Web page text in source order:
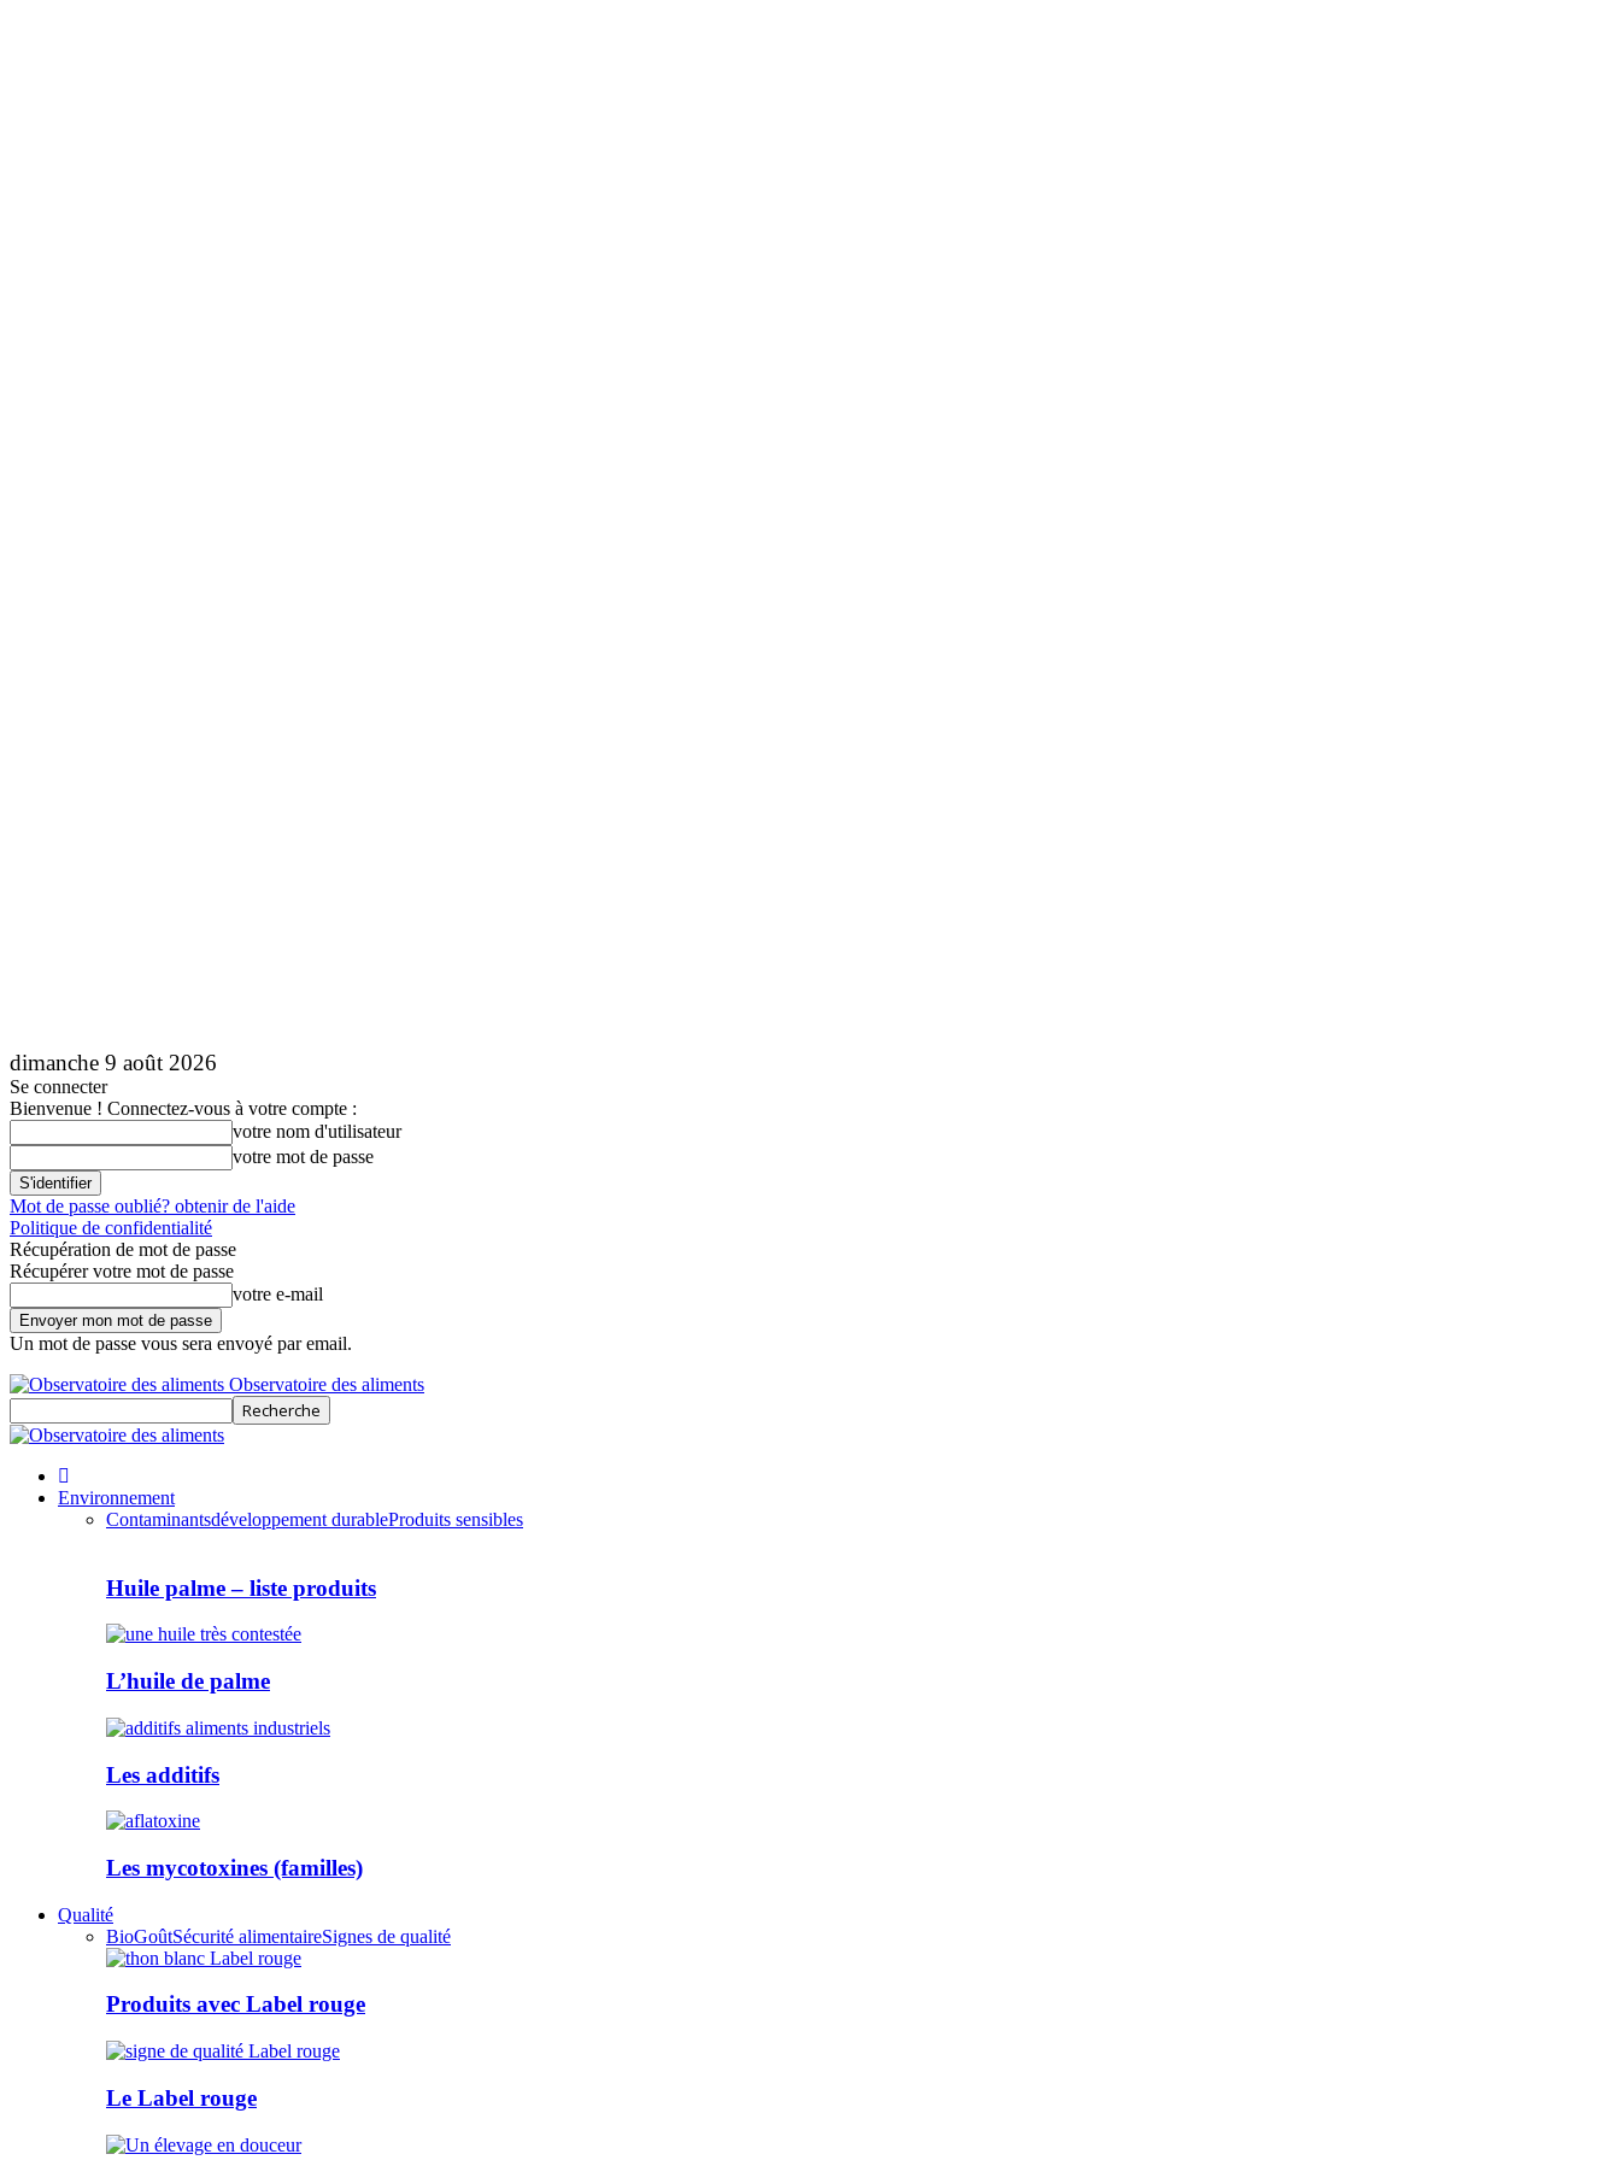
dimanche 9 août 2026
Se connecter
Bienvenue ! Connectez-vous à votre compte :
votre nom d'utilisateur
votre mot de passe
Mot de passe oublié? obtenir de l'aide
Politique de confidentialité
Récupération de mot de passe
Récupérer votre mot de passe
votre e-mail
Un mot de passe vous sera envoyé par email.
Observatoire des aliments
Environnement
Contaminantsdéveloppement durableProduits sensibles
Huile palme – liste produits
L’huile de palme
Les additifs
Les mycotoxines (familles)
Qualité
BioGoûtSécurité alimentaireSignes de qualité
Produits avec Label rouge
Le Label rouge